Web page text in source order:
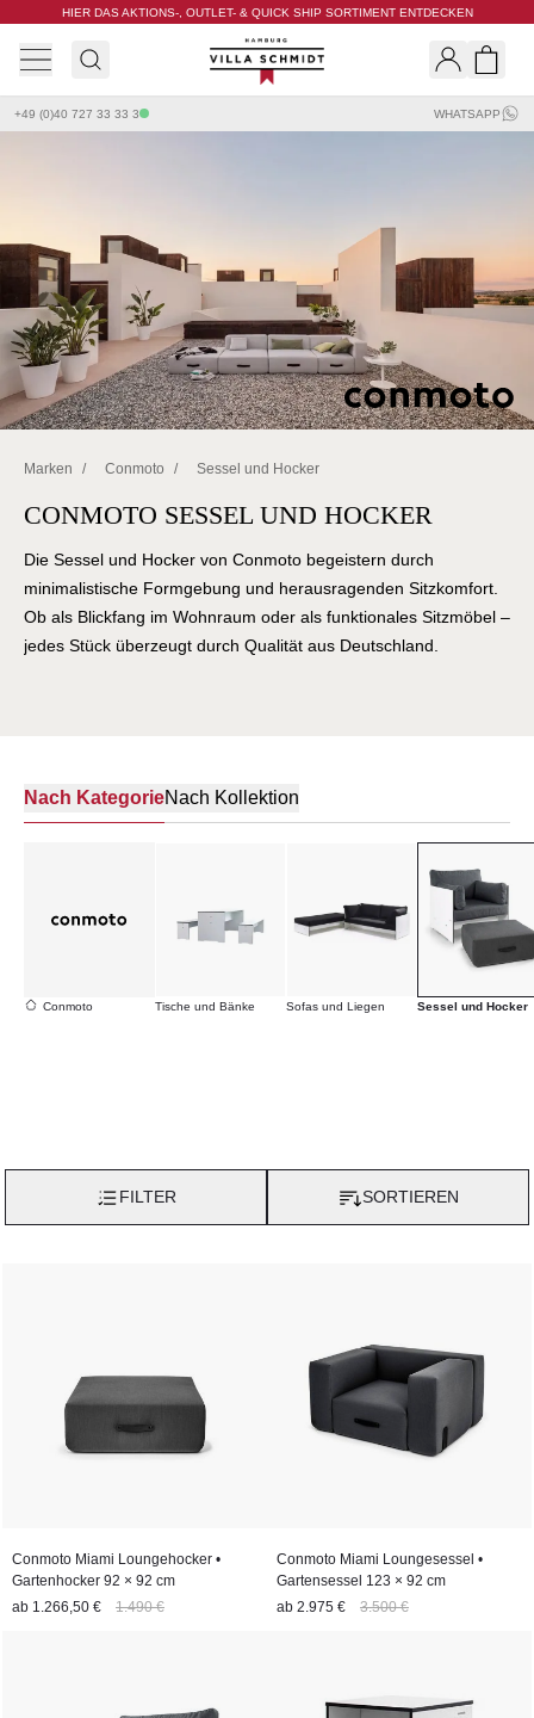
HIER DAS AKTIONS-, OUTLET- & QUICK SHIP SORTIMENT ENTDECKEN
Villa Schmidt
+49 (0)40 727 33 33 3 WHATSAPP
Marken / Conmoto / Sessel und Hocker
CONMOTO SESSEL UND HOCKER
Die Sessel und Hocker von Conmoto begeistern durch
minimalistische Formgebung und herausragenden Sitzkomfort.
Ob als Blickfang im Wohnraum oder als funktionales Sitzmöbel –
jedes Stück überzeugt durch Qualität aus Deutschland.
Nach KategorieNach Kollektion
Conmoto Tische und Bänke Sofas und Liegen Sessel und Hocker
FILTER SORTIEREN
Conmoto Miami Loungehocker •
Gartenhocker 92 × 92 cm
ab 1.266,50 € 1.490 €
Conmoto Miami Loungesessel •
Gartensessel 123 × 92 cm
ab 2.975 € 3.500 €